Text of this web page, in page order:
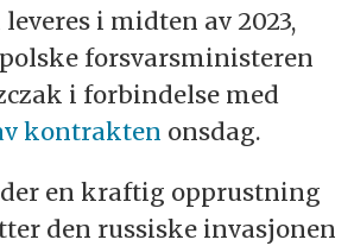
i midten av 2023,
forsvarsministeren
i forbindelse med
kontrakten onsdag.
en kraftig opprustning
den russiske invasjonen